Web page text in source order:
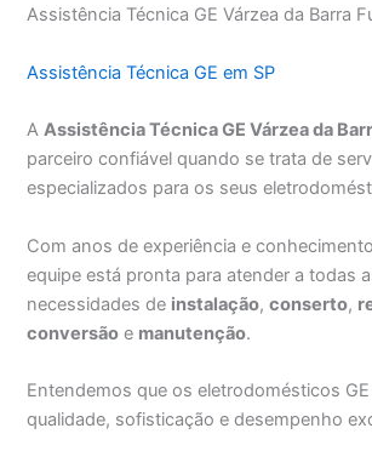
Assistência Técnica GE Várzea da Barra
Assistência Técnica GE em SP
AAssistência Técnica GE Várzea da
parceiro confiável quando se trata de
especializados para os seus
Com anos de experiência e
equipe está pronta para atender a todas
necessidades de instalação,conserto,
conversão e manutenção.
Entendemos que os eletrodomésticos
qualidade, sofisticação e desempenho